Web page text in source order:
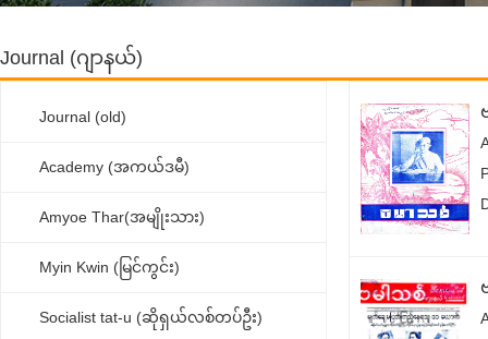
Journal (ဂျာနယ်)
Journal (old)
Academy (အကယ်ဒမီ)
Amyoe Thar(အမျိုးသား)
Myin Kwin (မြင်ကွင်း)
Socialist tat-u (ဆိုရှယ်လစ်တပ်ဦး)